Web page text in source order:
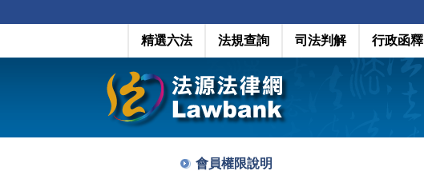
精選六法 法規查詢 司法判解 行政函釋
會員權限說明